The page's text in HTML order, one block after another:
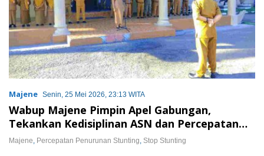
Majene Senin, 25 Mei 2026, 23:13 WITA
Wabup Majene Pimpin Apel Gabungan,
Tekankan Kedisiplinan ASN dan Percepatan
Penurunan Stunting
Majene, Percepatan Penurunan Stunting, Stop Stunting